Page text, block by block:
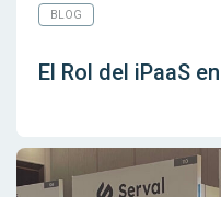
BLOG
El Rol del iPaaS